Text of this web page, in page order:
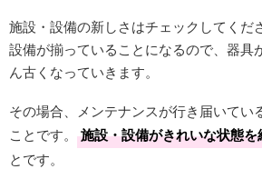
施設・設備の新しさはチェックしてく
設備が揃っていることになるので、器
ん古くなっていきます。
その場合、メンテナンスが行き届いてい
ことです。
施設・設備がきれいな状態
とです。